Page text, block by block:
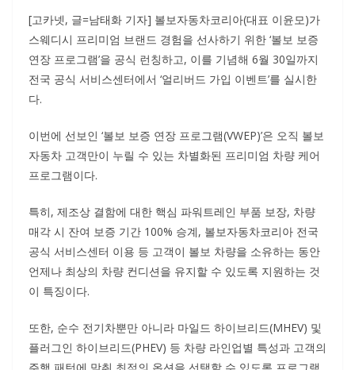
[고카넷, 글=남태화 기자] 볼보자동차코리아(대표 이윤모)가
스웨디시 프리미엄 브랜드 경험을 선사하기 위한 ‘볼보 보증
연장 프로그램’을 공식 런칭하고, 이를 기념해 6월 30일까지
전국 공식 서비스센터에서 ‘얼리버드 가입 이벤트’를 실시한
다.
이번에 선보인 ‘볼보 보증 연장 프로그램(VWEP)’은 오직 볼보
자동차 고객만이 누릴 수 있는 차별화된 프리미엄 차량 케어
프로그램이다.
특히, 제조상 결함에 대한 핵심 파워트레인 부품 보장, 차량
매각 시 잔여 보증 기간 100% 승계, 볼보자동차코리아 전국
공식 서비스센터 이용 등 고객이 볼보 차량을 소유하는 동안
언제나 최상의 차량 컨디션을 유지할 수 있도록 지원하는 것
이 특징이다.
또한, 순수 전기차뿐만 아니라 마일드 하이브리드(MHEV) 및
플러그인 하이브리드(PHEV) 등 차량 라인업별 특성과 고객의